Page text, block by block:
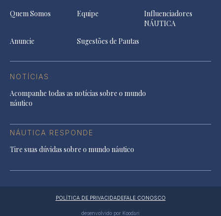
Quem Somos Equipe
Influenciadores
NÁUTICA
Anuncie
Sugestões de Pautas
NOTÍCIAS
Acompanhe todas as notícias sobre o mundo
náutico
NÁUTICA RESPONDE
Tire suas dúvidas sobre o mundo náutico
POLÍTICA DE PRIVACIDADEFALE CONOSCO
desenvolvido por Koodari